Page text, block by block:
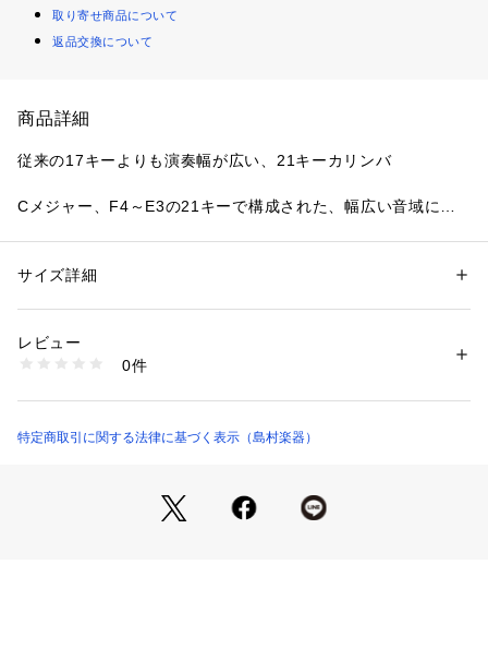
取り寄せ商品について
返品交換について
商品詳細
従来の17キーよりも演奏幅が広い、21キーカリンバ
Cメジャー、F4～E3の21キーで構成された、幅広い音域に対
が楽しめます。
高級家具やハイエンドギターにも用いられるローズウッド材を
とした硬質な音色が特長です。
ジと異なる場合がございます。
性別：レディース
商品番号：
mt0129040 （ショップ）
サイズ詳細
レビュー
0件
特定商取引に関する法律に基づく表示（島村楽器）